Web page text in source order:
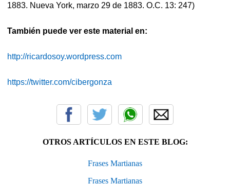
1883. Nueva York, marzo 29 de 1883. O.C. 13: 247)
También puede ver este material en:
http://ricardosoy.wordpress.com
https://twitter.com/cibergonza
OTROS ARTÍCULOS EN ESTE BLOG:
Frases Martianas
Frases Martianas